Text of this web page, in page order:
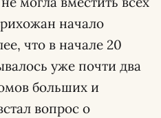
начало
что в начале 20
уже почти два
больших и
вопрос о